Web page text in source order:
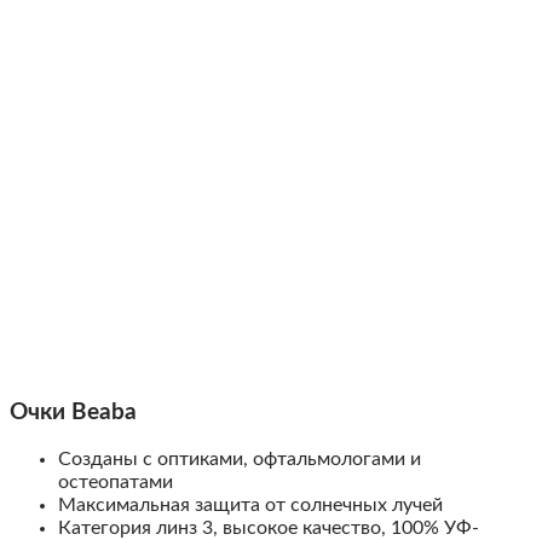
Очки Beaba
Созданы с оптиками, офтальмологами и
остеопатами
Максимальная защита от солнечных лучей
Категория линз 3, высокое качество, 100% УФ-